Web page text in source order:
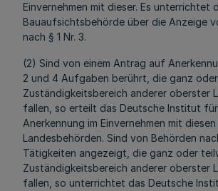
Einvernehmen mit dieser. Es unterrichtet
Bauaufsichtsbehörde über die Anzeige
nach § 1 Nr. 3.
(2) Sind von einem Antrag auf
2 und 4 Aufgaben berührt, die ganz
Zuständigkeitsbereich anderer oberster
fallen, so erteilt das Deutsche Institut
Anerkennung im Einvernehmen mit
Landesbehörden. Sind von Behörden
Tätigkeiten angezeigt, die ganz oder
Zuständigkeitsbereich anderer oberster
fallen, so unterrichtet das Deutsche